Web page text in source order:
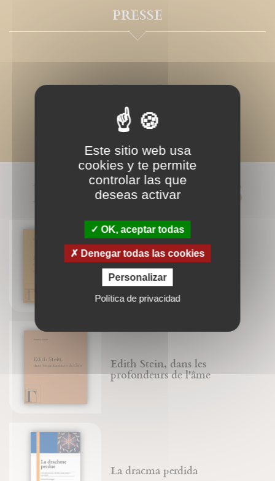
PRESSE
LIVRES ASSOCIÉS
Les pères et mères du désert
Frère Étienne Goutagny
Edith Stein, dans les
profondeurs de l'âme
La dracma perdida
Este sitio web usa
cookies y te permite
controlar las que
deseas activar
OK, aceptar todas
Denegar todas las cookies
Personalizar
Política de privacidad